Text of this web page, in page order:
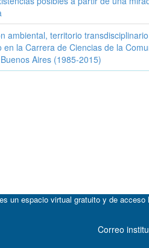
ambiental, territorio
en la Carrera de Ciencias de la
Aires (1985-2015)
un espacio virtual gratuito y de
Correo